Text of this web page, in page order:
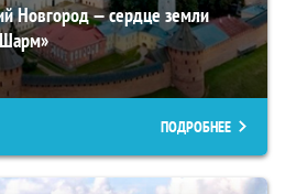
Новгород — сердце земли
ПОДРОБНЕЕ